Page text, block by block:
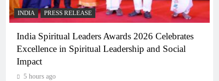
INDIA PRESS RELEASE
India Spiritual Leaders Awards 2026 Celebrates
Excellence in Spiritual Leadership and Social
Impact
5 hours ago